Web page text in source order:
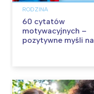
RODZINA
60 cytatów
motywacyjnych –
pozytywne myśli na